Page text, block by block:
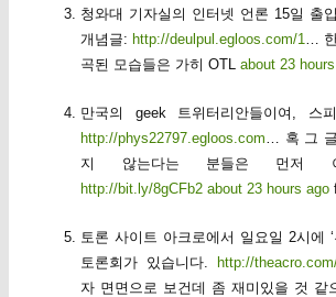
청와대 기자실의 인터넷 언론 15일 출
개념글:http://deulpul.egloos.com/1
…
곡된 모습들은 가히 OTL about 23
만국의 geek 트위터리안들이여, 스
http://phys22797.egloos.com … 혹 그
지 않는다는 분들은 먼저
http://bit.ly/8gCFb2 about 23 hours ago
토론 사이트 아크로에서 일요일 2시에
토론회가 있습니다.
http://
자 면면으로 보건데 좀 재미있을 것 같